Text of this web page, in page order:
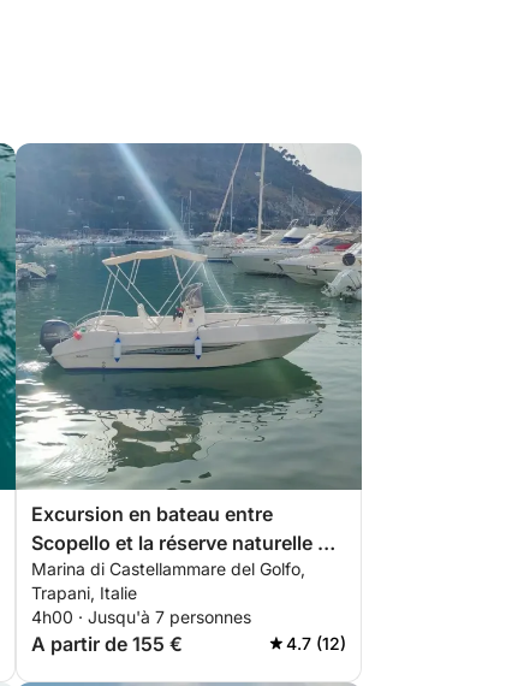
Excursion en bateau entre
Scopello et la réserve naturelle du
Zingaro
Marina di Castellammare del Golfo,
Trapani, Italie
4h00 · Jusqu'à 7 personnes
A partir de 155 € 4.7 (12)